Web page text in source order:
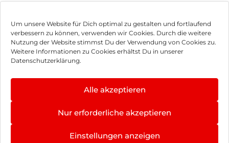
Um unsere Website für Dich optimal zu gestalten und fortlaufend
verbessern zu können, verwenden wir Cookies. Durch die weitere
Nutzung der Website stimmst Du der Verwendung von Cookies zu.
Weitere Informationen zu Cookies erhältst Du in unserer
Datenschutzerklärung.
Alle akzeptieren
Nur erforderliche akzeptieren
Einstellungen anzeigen
Impressum
Hinweis zur Batterieentsorgung